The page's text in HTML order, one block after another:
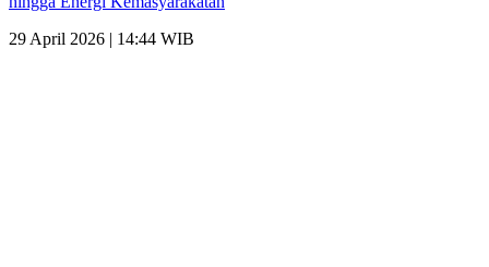
29 April 2026 | 14:44 WIB